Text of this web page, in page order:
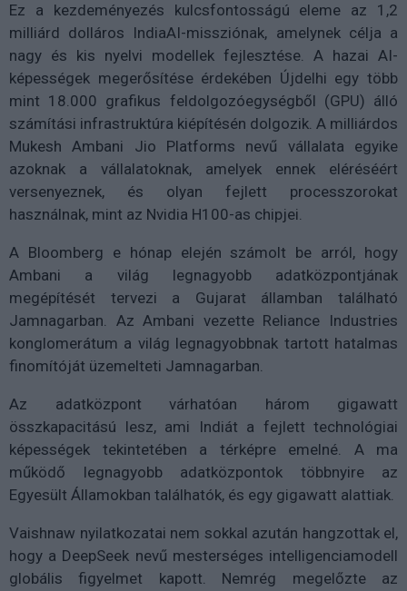
Ez a kezdeményezés kulcsfontosságú eleme az 1,2
milliárd dolláros IndiaAI-missziónak, amelynek célja a
nagy és kis nyelvi modellek fejlesztése. A hazai AI-
képességek megerősítése érdekében Újdelhi egy több
mint 18.000 grafikus feldolgozóegységből (GPU) álló
számítási infrastruktúra kiépítésén dolgozik. A milliárdos
Mukesh Ambani Jio Platforms nevű vállalata egyike
azoknak a vállalatoknak, amelyek ennek eléréséért
versenyeznek, és olyan fejlett processzorokat
használnak, mint az Nvidia H100-as chipjei.
A Bloomberg e hónap elején számolt be arról, hogy
Ambani a világ legnagyobb adatközpontjának
megépítését tervezi a Gujarat államban található
Jamnagarban. Az Ambani vezette Reliance Industries
konglomerátum a világ legnagyobbnak tartott hatalmas
finomítóját üzemelteti Jamnagarban.
Az adatközpont várhatóan három gigawatt
összkapacitású lesz, ami Indiát a fejlett technológiai
képességek tekintetében a térképre emelné. A ma
működő legnagyobb adatközpontok többnyire az
Egyesült Államokban találhatók, és egy gigawatt alattiak.
Vaishnaw nyilatkozatai nem sokkal azután hangzottak el,
hogy a DeepSeek nevű mesterséges intelligenciamodell
globális figyelmet kapott. Nemrég megelőzte az